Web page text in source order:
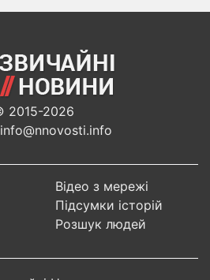
2015-2026
Відео з мережі
Підсумки історій
Розшук людей